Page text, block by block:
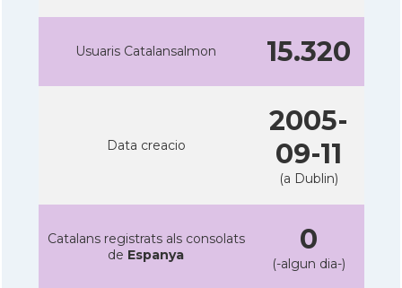
Usuaris Catalansalmon 15.320
Data creacio
2005-
09-11
(a Dublin)
Catalans registrats als consolats
de Espanya 0
(-algun dia-)